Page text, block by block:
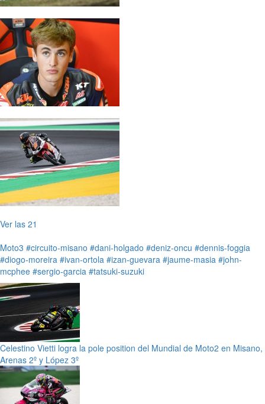
Ver las 21
Moto3 #circuito-misano #dani-holgado #deniz-oncu #dennis-foggia
#diogo-moreira #ivan-ortola #izan-guevara #jaume-masia #john-
mcphee #sergio-garcia #tatsuki-suzuki
Celestino Vietti logra la pole position del Mundial de Moto2 en Misano,
Arenas 2º y López 3º